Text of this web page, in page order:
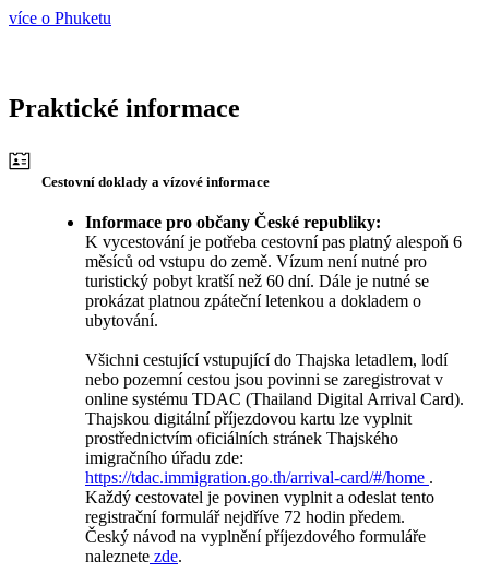
více o Phuketu
Praktické informace
Cestovní doklady a vízové informace
Informace pro občany České republiky:
K vycestování je potřeba cestovní pas platný alespoň 6
měsíců od vstupu do země. Vízum není nutné pro
turistický pobyt kratší než 60 dní. Dále je nutné se
prokázat platnou zpáteční letenkou a dokladem o
ubytování.
Všichni cestující vstupující do Thajska letadlem, lodí
nebo pozemní cestou jsou povinni se zaregistrovat v
online systému TDAC (Thailand Digital Arrival Card).
Thajskou digitální příjezdovou kartu lze vyplnit
prostřednictvím oficiálních stránek Thajského
imigračního úřadu zde:
https://tdac.immigration.go.th/arrival-card/#/home .
Každý cestovatel je povinen vyplnit a odeslat tento
registrační formulář nejdříve 72 hodin předem.
Český návod na vyplnění příjezdového formuláře
naleznete zde.